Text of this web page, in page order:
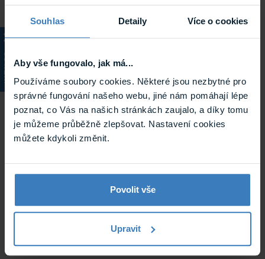
Souhlas Detaily Více o cookies
Aby vše fungovalo, jak má...
Používáme soubory cookies. Některé jsou nezbytné pro
správné fungování našeho webu, jiné nám pomáhají lépe
poznat, co Vás na našich stránkách zaujalo, a díky tomu
je můžeme průběžně zlepšovat. Nastavení cookies
můžete kdykoli změnit.
Povolit vše
Upravit
KATALOG
Entry E D3180S detekční rám
překrývajících se zón. Zařízení pracuje na organismům
neškodné frekveci 4–8 kHz. Rám ...
Není skladem
Tento produkt již není v nabídce.
E D3180S